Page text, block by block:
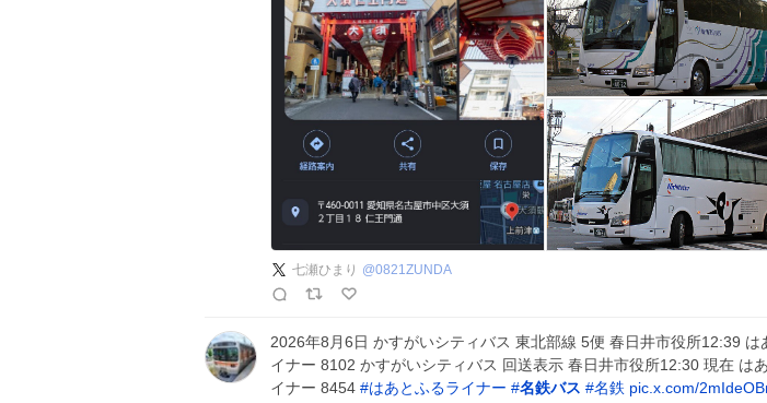
七瀬ひまり @0821ZUNDA
2026年8月6日 かすがいシティバス 東北部線 5便 春日井市役所12:39 は
イナー 8102 かすがいシティバス 回送表示 春日井市役所12:30 現在 は
イナー 8454 #はあとふるライナー #名鉄バス #名鉄 pic.x.com/